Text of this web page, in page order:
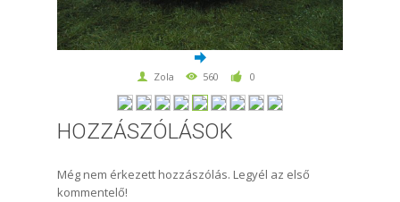
Zola 560 0
HOZZÁSZÓLÁSOK
Még nem érkezett hozzászólás. Legyél az első
kommentelő!